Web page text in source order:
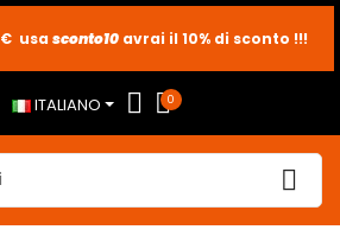
sconto2
sconto5
usa sconto10 avrai il 10% di sconto !!!
ITALIANO 0